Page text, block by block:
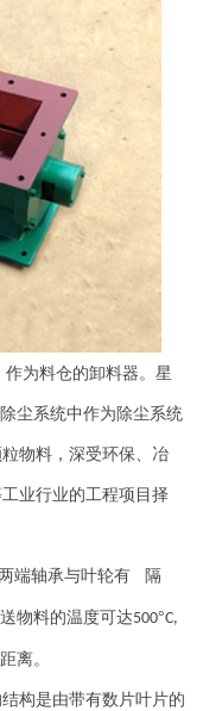
为料仓的卸料器。星
尘系统中作为除尘系统
物料，深受环保、冶
业行业的工程项目择
两端轴承与叶轮有 隔
物料的温度可达500°C,
离。
构是由带有数片叶片的